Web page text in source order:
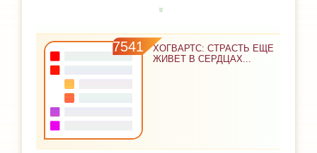
7541
ХОГВАРТС: СТРАСТЬ ЕЩЕ
ЖИВЕТ В СЕРДЦАХ...